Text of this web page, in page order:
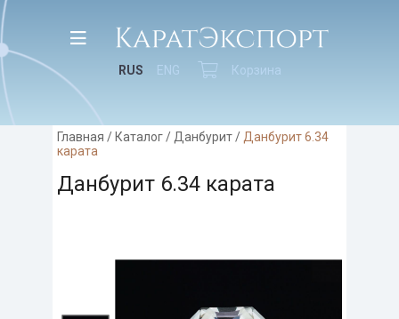
RUS ENG Корзина
Главная /Каталог/ Данбурит/ Данбурит 6.34
карата
Данбурит 6.34 карата